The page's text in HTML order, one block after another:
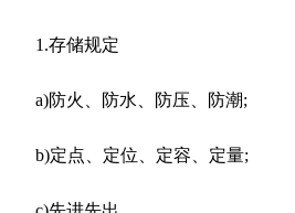
1.存储规定
a)防火、防水、防压、防潮;
b)定点、定位、定容、定量;